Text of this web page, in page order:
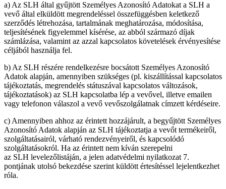
a) Az SLH által gyűjtött Személyes Azonosító Adatokat a SLH a
vevő által elküldött megrendeléssel összefüggésben keletkező
szerződés létrehozása, tartalmának meghatározása, módosítása,
teljesítésének figyelemmel kísérése, az abból származó díjak
számlázása, valamint az azzal kapcsolatos követelések érvényesítése
céljából használja fel.
b) Az SLH részére rendelkezésre bocsátott Személyes Azonosító
Adatok alapján, amennyiben szükséges (pl. kiszállítással kapcsolatos
tájékoztatás, megrendelés státuszával kapcsolatos változások,
tájékoztatások) az SLH kapcsolatba lép a vevővel, illetve emailen
vagy telefonon válaszol a vevő vevőszolgálatnak címzett kérdéseire.
c) Amennyiben ahhoz az érintett hozzájárult, a begyűjtött Személyes
Azonosító Adatok alapján az SLH tájékoztatja a vevőt termékeiről,
szolgáltatásairól, várható rendezvényeiről, és kapcsolódó
szolgáltatásokról. Ha az érintett nem kíván szerepelni
az SLH levelezőlistáján, a jelen adatvédelmi nyilatkozat 7.
pontjának utolsó bekezdése szerint küldött értesítéssel lejelentkezhet
róla.